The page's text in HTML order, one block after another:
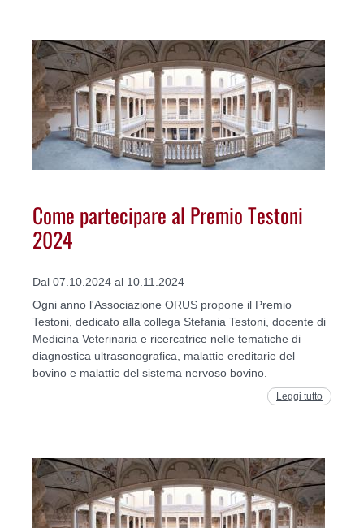
Come partecipare al Premio Testoni
2024
Dal 07.10.2024 al 10.11.2024
Ogni anno l'Associazione ORUS propone il Premio
Testoni, dedicato alla collega Stefania Testoni, docente di
Medicina Veterinaria e ricercatrice nelle tematiche di
diagnostica ultrasonografica, malattie ereditarie del
bovino e malattie del sistema nervoso bovino.
Leggi tutto